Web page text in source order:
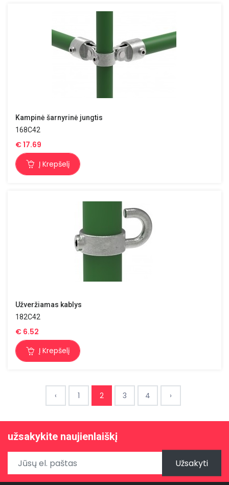
Kampinė šarnyrinė jungtis
168C42
€17.69
Į Krepšelį
Užveržiamas kablys
182C42
€ 6.52
Į Krepšelį
‹ 1 2 3 4 ›
užsakykite naujienlaiškį
Užsakyti